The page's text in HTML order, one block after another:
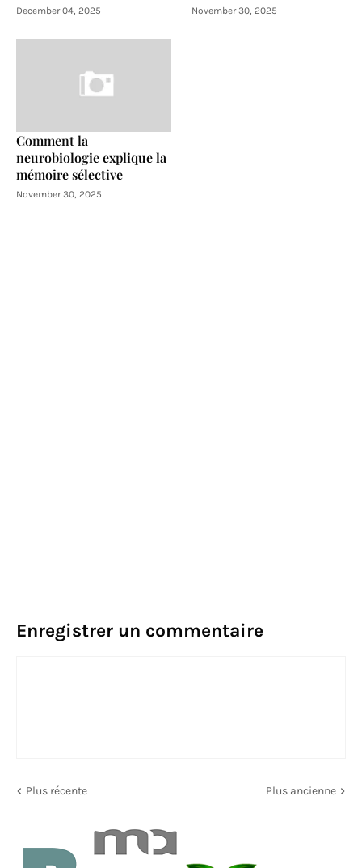
December 04, 2025 November 30, 2025
Comment la
neurobiologie explique la
mémoire sélective
November 30, 2025
Enregistrer un commentaire
Plus récente Plus ancienne